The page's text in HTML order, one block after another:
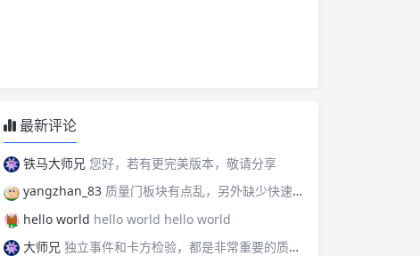
最新评论
铁马大师兄 您好，若有更完美版本，敬请分享
yangzhan_83 质量门板块有点乱，另外缺少快速反应板块。
hello world hello world hello world
大师兄 独立事件和卡方检验，都是非常重要的质量管理概念，挺难理解的。